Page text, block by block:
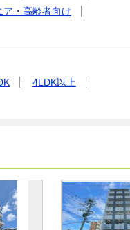
ア・高齢者向け
4LDK以上